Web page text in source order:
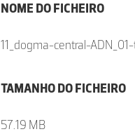
NOME DO FICHEIRO
11_dogma-central-
TAMANHO DO FICHEIRO
57.19 MB